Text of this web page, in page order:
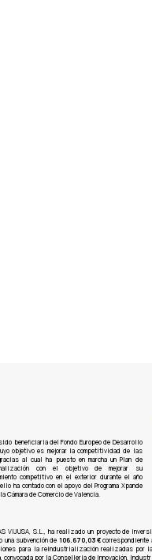
beneficiaria del Fondo Europeo de Desarrollo
objetivo es mejorar la competitividad de las
al cual ha puesto en marcha un Plan de
con el objetivo de mejorar su
competitivo en el exterior durante el año
ello ha contado con el apoyo del Programa Xpande
Cámara de Comercio de Valencia.
VIJUSA, S.L., ha realizado un proyecto de
una subvención de 106.670,03 €correspondiente
para la reindustrialización realizadas por
convocada por la Conselleria de Innovación,